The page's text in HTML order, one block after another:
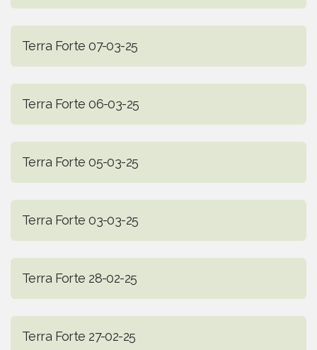
Terra Forte 07-03-25
Terra Forte 06-03-25
Terra Forte 05-03-25
Terra Forte 03-03-25
Terra Forte 28-02-25
Terra Forte 27-02-25